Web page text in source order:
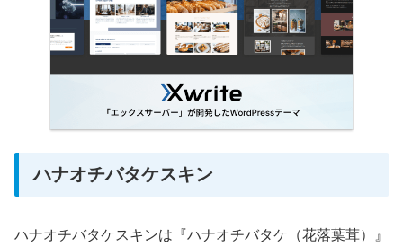
ハナオチバタケスキン
ハナオチバタケスキンは『ハナオチバタケ（花落葉茸）』